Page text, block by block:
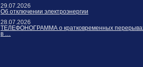
29.07.2026
Об отключении электроэнергии
28.07.2026
ТЕЛЕФОНОГРАММА о кратковременных
в …